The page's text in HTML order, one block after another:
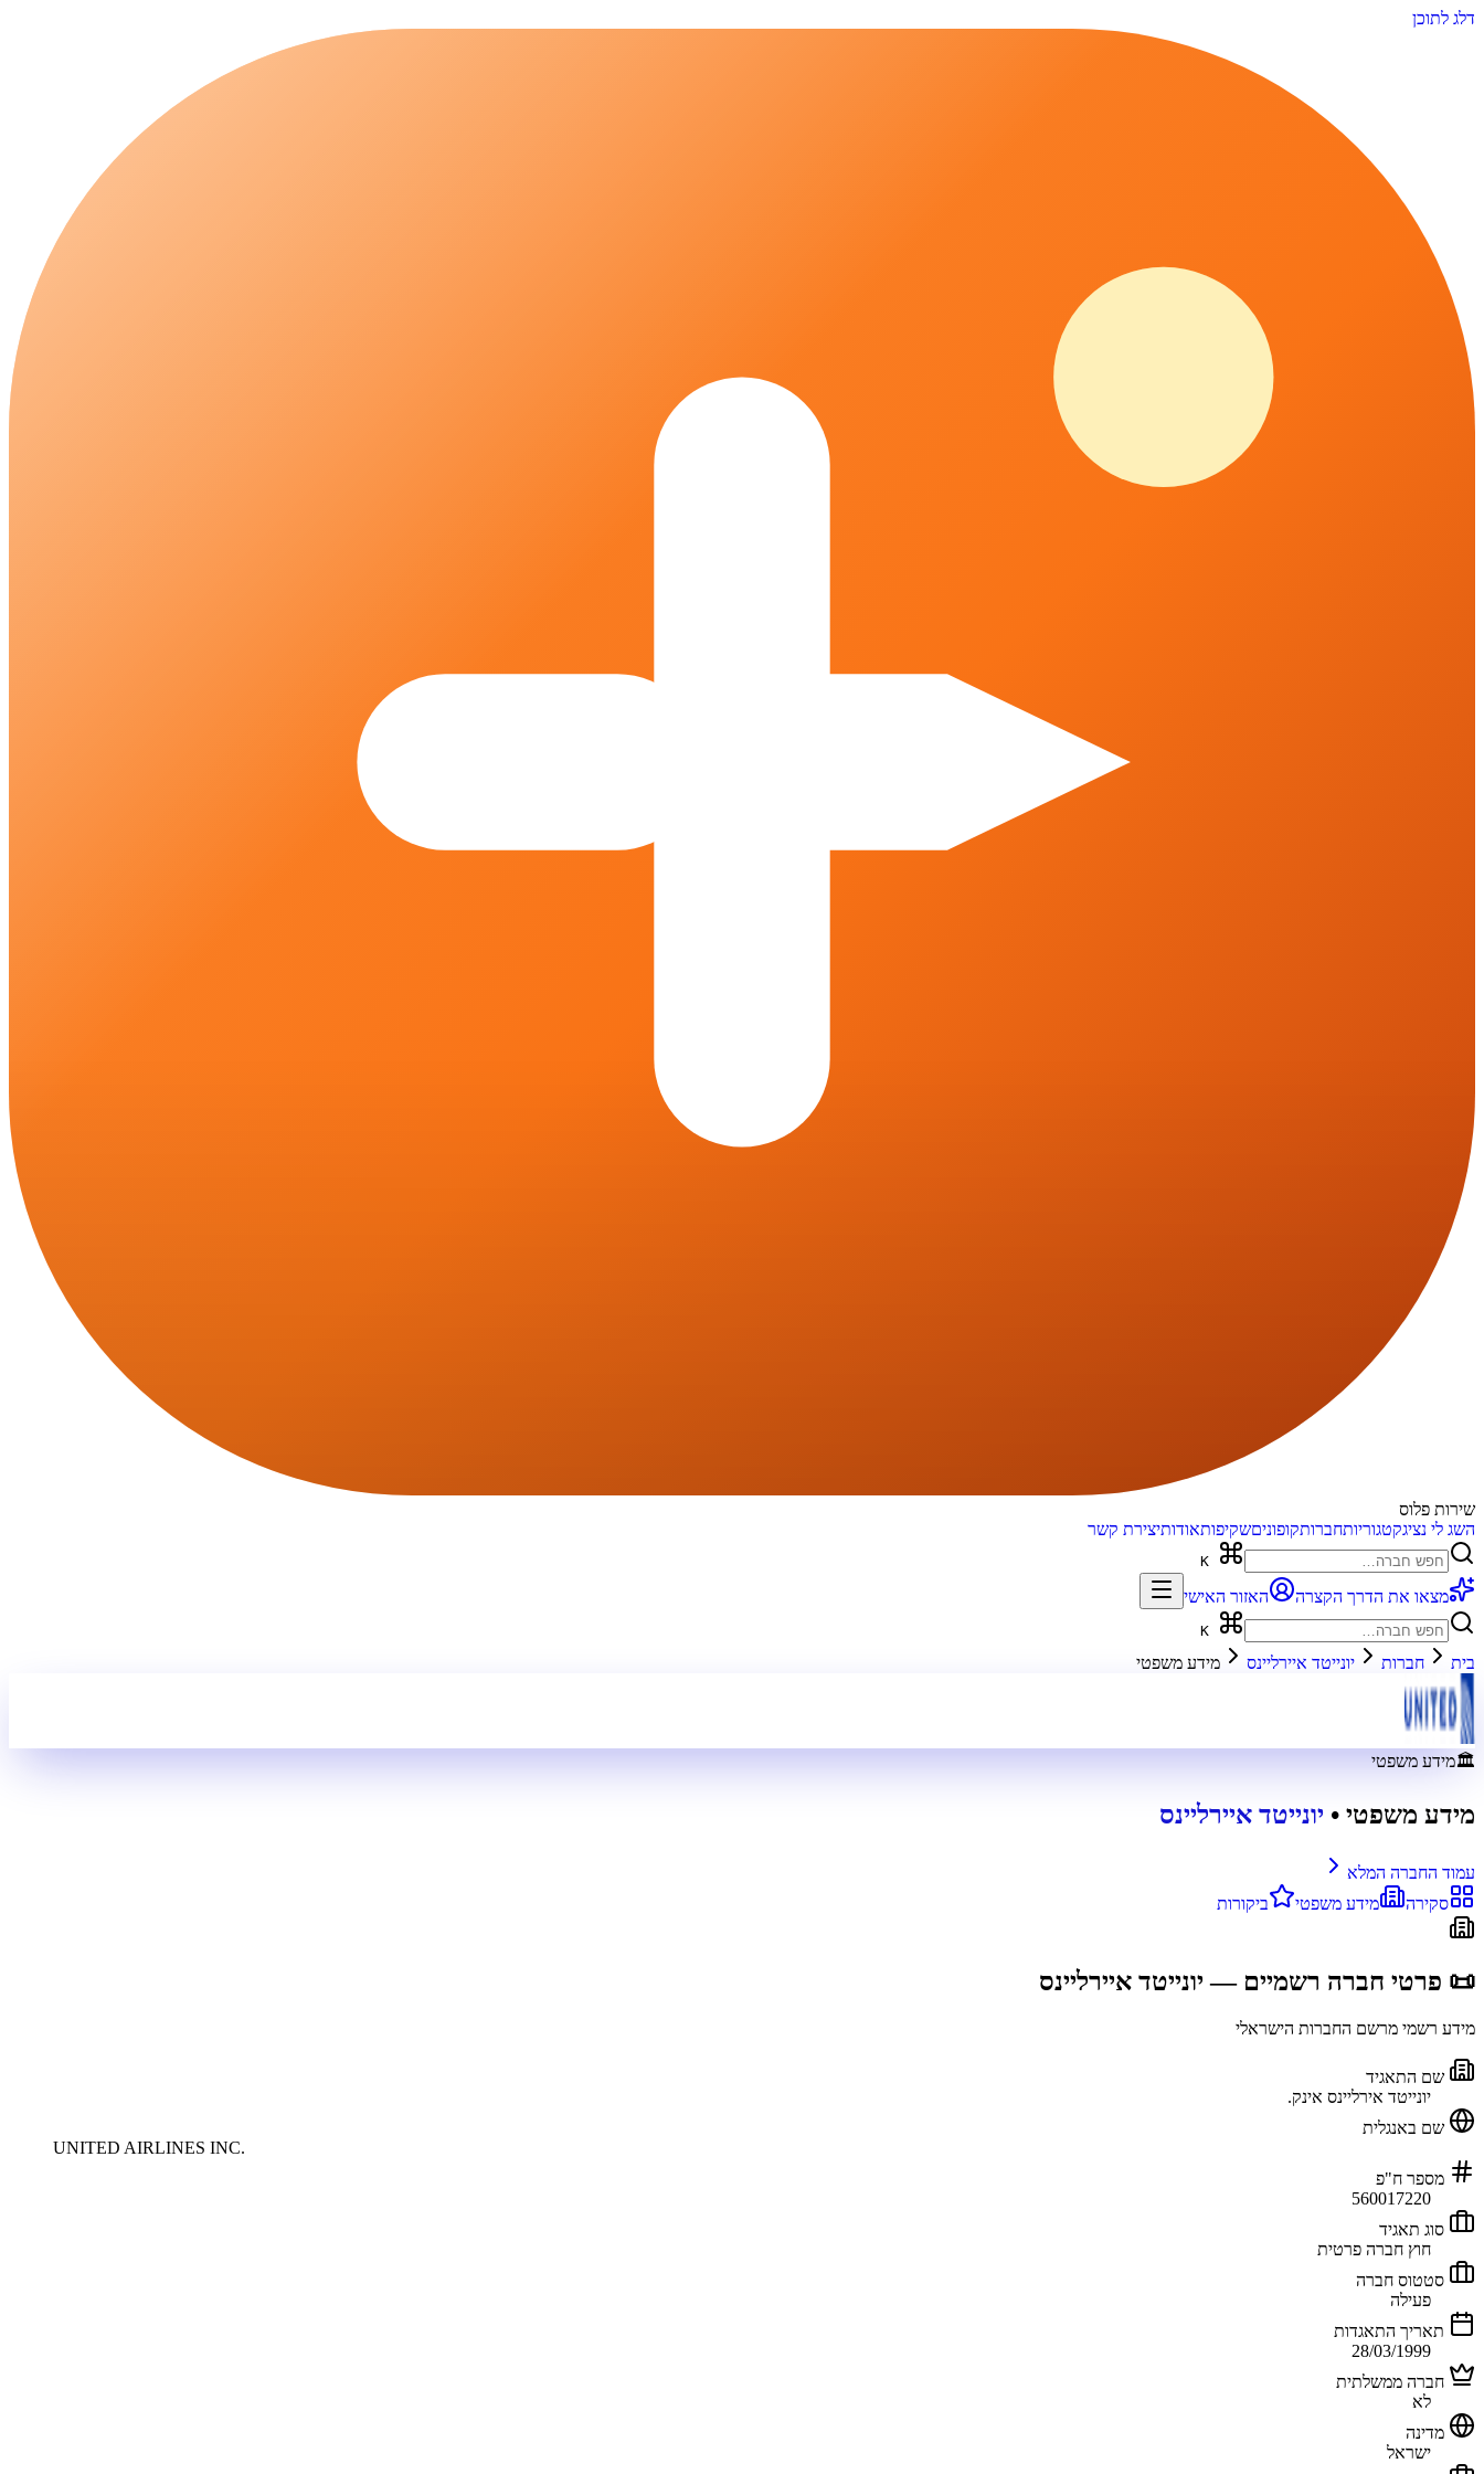
דלג לתוכן
שירות פלוס
השג לי נציגקטגוריותחברותקופוניםשקיפותאודותיצירת קשר
מצאו את הדרך הקצרה האזור האישי
בית חברות יונייטד איירליינס מידע משפטי
🏛️מידע משפטי
מידע משפטי • יונייטד איירליינס
עמוד החברה המלא
סקירה
מידע משפטי ביקורות
📜 פרטי חברה רשמיים — יונייטד איירליינס
מידע רשמי מרשם החברות הישראלי
שם התאגיד
יונייטד אירליינס אינק.
שם באנגלית
UNITED AIRLINES INC.
מספר ח"פ
560017220
סוג תאגיד
חוץ חברה פרטית
סטטוס חברה
פעילה
תאריך התאגדות
28/03/1999
חברה ממשלתית
לא
מדינה
ישראל